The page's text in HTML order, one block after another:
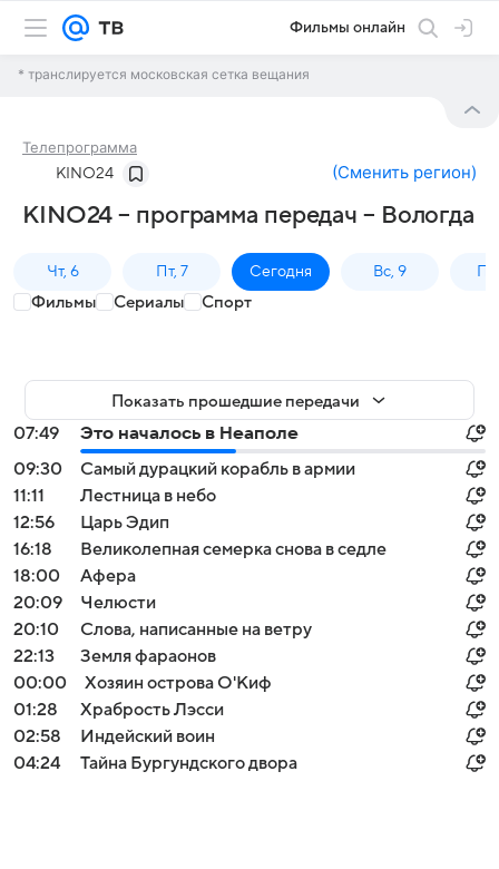
Фильмы онлайн
* транслируется московская сетка вещания
Телепрограмма
KINO24 (Сменить регион)
KINO24 – программа передач – Вологда
Чт, 6 Пт, 7 Сегодня Вс, 9
Фильмы Сериалы Спорт
Показать прошедшие передачи
07:49
Это началось в Неаполе
09:30
Самый дурацкий корабль в армии
11:11
Лестница в небо
12:56
Царь Эдип
16:18
Великолепная семерка снова в седле
18:00
Афера
20:09
Челюсти
20:10
Слова, написанные на ветру
22:13
Земля фараонов
00:00
Хозяин острова О'Киф
01:28
Храбрость Лэсси
02:58
Индейский воин
04:24
Тайна Бургундского двора